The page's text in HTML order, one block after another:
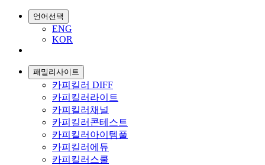
언어선택
ENG
KOR
패밀리사이트
카피킬러 DIFF
카피킬러라이트
카피킬러채널
카피킬러콘테스트
카피킬러아이템풀
카피킬러에듀
카피킬러스쿨